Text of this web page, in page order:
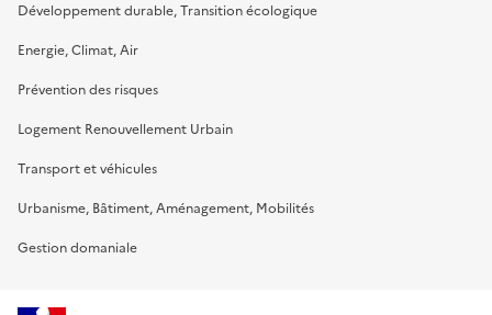
Développement durable, Transition écologique
Energie, Climat, Air
Prévention des risques
Logement Renouvellement Urbain
Transport et véhicules
Urbanisme, Bâtiment, Aménagement, Mobilités
Gestion domaniale